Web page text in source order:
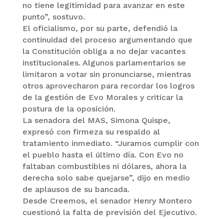
no tiene legitimidad para avanzar en este
punto”, sostuvo.
El oficialismo, por su parte, defendió la
continuidad del proceso argumentando que
la Constitución obliga a no dejar vacantes
institucionales. Algunos parlamentarios se
limitaron a votar sin pronunciarse, mientras
otros aprovecharon para recordar los logros
de la gestión de Evo Morales y criticar la
postura de la oposición.
La senadora del MAS, Simona Quispe,
expresó con firmeza su respaldo al
tratamiento inmediato. “Juramos cumplir con
el pueblo hasta el último día. Con Evo no
faltaban combustibles ni dólares, ahora la
derecha solo sabe quejarse”, dijo en medio
de aplausos de su bancada.
Desde Creemos, el senador Henry Montero
cuestionó la falta de previsión del Ejecutivo.